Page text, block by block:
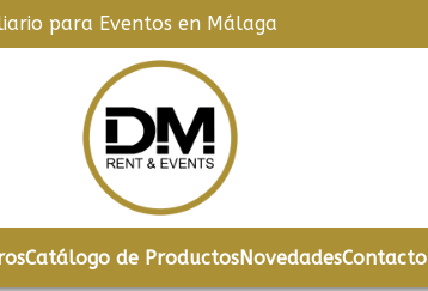
para Eventos en Málaga
Catálogo de ProductosNovedadesContacto